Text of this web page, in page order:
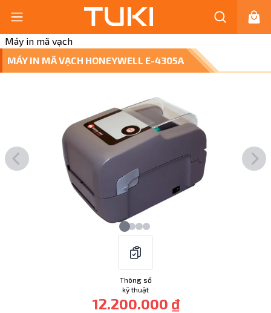
Máy in mã vạch
MÁY IN MÃ VẠCH HONEYWELL E-4305A
Thông số
kỹ thuật
12.200.000 ₫